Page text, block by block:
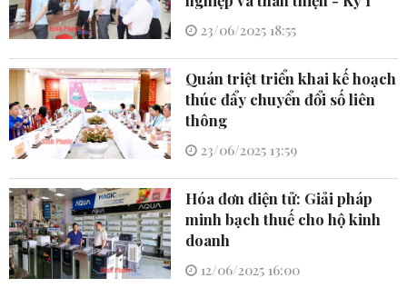
23/06/2025 18:55
Quán triệt triển khai kế hoạch
thúc đẩy chuyển đổi số liên
thông
23/06/2025 13:59
Hóa đơn điện tử: Giải pháp
minh bạch thuế cho hộ kinh
doanh
12/06/2025 16:00